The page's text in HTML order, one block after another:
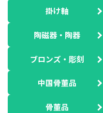
掛け軸
陶磁器・陶器
ブロンズ・彫刻
中国骨董品
骨董品